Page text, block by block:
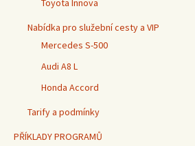
Toyota Innova
Nabídka pro služební cesty a VIP
Mercedes S-500
Audi A8 L
Honda Accord
Tarify a podmínky
PŘÍKLADY PROGRAMŮ